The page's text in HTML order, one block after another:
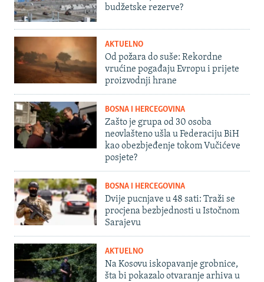
budžetske rezerve?
AKTUELNO
Od požara do suše: Rekordne
vrućine pogađaju Evropu i prijete
proizvodnji hrane
BOSNA I HERCEGOVINA
Zašto je grupa od 30 osoba
neovlašteno ušla u Federaciju BiH
kao obezbjeđenje tokom Vučićeve
posjete?
BOSNA I HERCEGOVINA
Dvije pucnjave u 48 sati: Traži se
procjena bezbjednosti u Istočnom
Sarajevu
AKTUELNO
Na Kosovu iskopavanje grobnice,
šta bi pokazalo otvaranje arhiva u